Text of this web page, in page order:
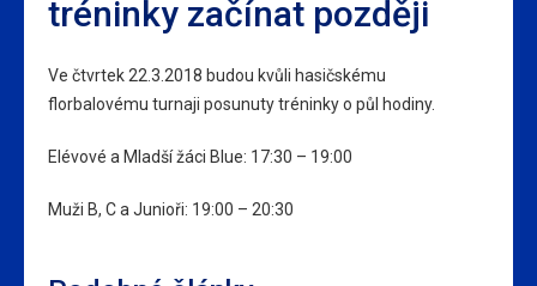
tréninky začínat později
Ve čtvrtek 22.3.2018 budou kvůli hasičskému
florbalovému turnaji posunuty tréninky o půl hodiny.
Elévové a Mladší žáci Blue: 17:30 – 19:00
Muži B, C a Junioři: 19:00 – 20:30